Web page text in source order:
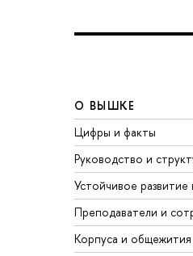
О ВЫШКЕ
Цифры и факты
Руководство и
Устойчивое
Преподаватели и
Корпуса и общежития